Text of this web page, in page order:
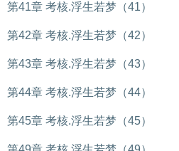
第41章 考核.浮生若梦（41）
第42章 考核.浮生若梦（42）
第43章 考核.浮生若梦（43）
第44章 考核.浮生若梦（44）
第45章 考核.浮生若梦（45）